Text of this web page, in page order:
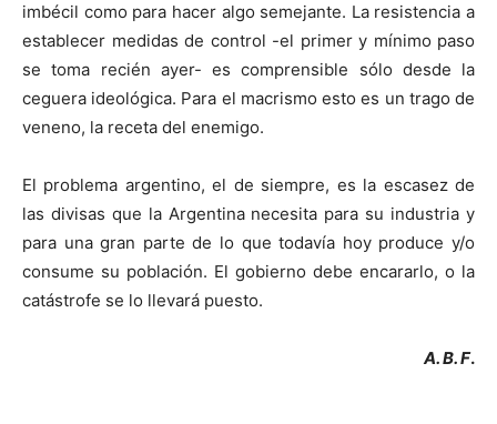
imbécil como para hacer algo semejante. La resistencia a
establecer medidas de control -el primer y mínimo paso
se toma recién ayer- es comprensible sólo desde la
ceguera ideológica. Para el macrismo esto es un trago de
veneno, la receta del enemigo.
El problema argentino, el de siempre, es la escasez de
las divisas que la Argentina necesita para su industria y
para una gran parte de lo que todavía hoy produce y/o
consume su población. El gobierno debe encararlo, o la
catástrofe se lo llevará puesto.
A. B. F.